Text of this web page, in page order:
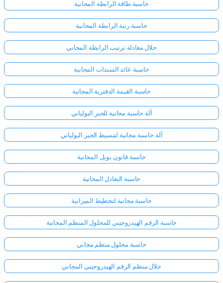
توجد
أسئلة
بعد
حاسبة طاقة الرابطة المجانية
حاسبة رتبة الرابطة المجانية
حلال معادلة ترتيب الرابطة المجاني
حاسبة عائد السندات المجانية
حاسبة القيمة الدفترية المجانية
آلة حاسبة مجانية للجبر البولياني
آلة حاسبة مجانية لتبسيط الجبر البولياني
حاسبة قانون بويل المجانية
حاسبة التعادل المجانية
حاسبة مجانية لتخطيط الميزانية
حاسبة الرقم الهيدروجيني للمحلول المنظم المجانية
حاسبة محلول منظم مجاني
حلال منظم الرقم الهيدروجيني المجاني